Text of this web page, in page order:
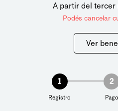
A partir del tercer
Podés cancelar
Ver
1
Registro
2
Pago